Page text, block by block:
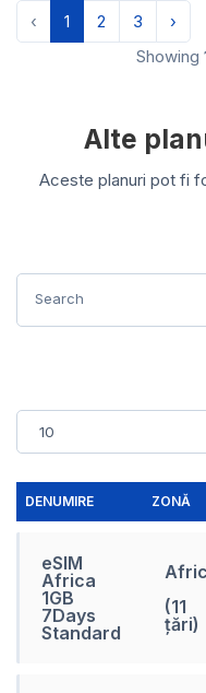
‹ 1 2 3
›
Showing
Alte
Aceste planuri pot fi
DENUMIRE ZONĂ
eSIM
Africa
1GB
7Days
Standard
(11
țări)